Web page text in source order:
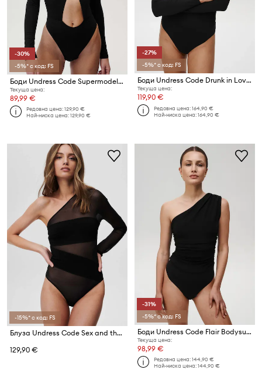
-30%
-5%* с код: FS
Боди Undress Code Supermodel Secrets Classic
Текуща цена:
89,99 €
Редовна цена:129,90 €
Най-ниска цена:129,90 €
-27%
-5%* с код: FS
Боди Undress Code Drunk in Love Bodysuit Classic
Текуща цена:
119,90 €
Редовна цена:164,90 €
Най-ниска цена:164,90 €
-15%* с код: FS
Блуза Undress Code Sex and the City Classic
129,90 €
-31%
-5%* с код: FS
Боди Undress Code Flair Bodysuit
Текуща цена:
98,99 €
Редовна цена:144,90 €
Най-ниска цена:144,90 €